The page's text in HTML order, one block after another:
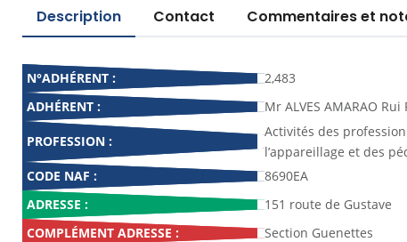
Description Contact Commentaires et
N°ADHÉRENT :
2,483
ADHÉRENT :
Mr ALVES AMARAO Rui
PROFESSION :
Activités des
l’appareillage et des
CODE NAF :
8690EA
ADRESSE :
151 route de Gustave
COMPLÉMENT ADRESSE :
Section Guenettes